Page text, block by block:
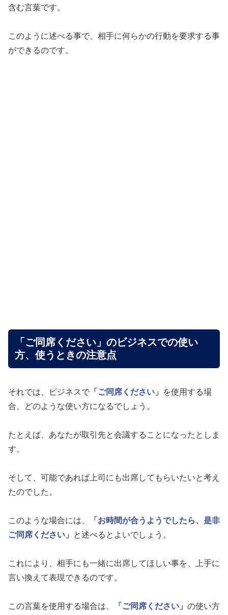
含む言葉です。
このように述べる事で、相手に何らかの行動を要求する事
ができるのです。
「ご同席ください」のビジネスでの使い
方、使うときの注意点
それでは、ビジネスで 「ご同席ください」
を使用する場
合、どのような使い方になるでしょう。
たとえば、あなたが取引先と会議することになったとしま
す。
そして、可能であれば上司にも出席してもらいたいと考え
たのでした。
このような場合には、
「お時間が合うようでしたら、是非
ご同席ください」
と述べるとよいでしょう。
これにより、相手にも一緒に出席してほしい事を、上手に
言い換えて表現できるのです。
この言葉を使用する場合は、 「ご同席ください」 の使い方